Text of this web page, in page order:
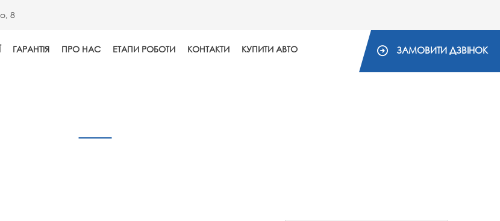
8
ГАРАНТІЯ ПРО НАС EТАПИ РОБОТИ КОНТАКТИ КУПИТИ АВТО ЗАМОВИТИ ДЗВІНОК